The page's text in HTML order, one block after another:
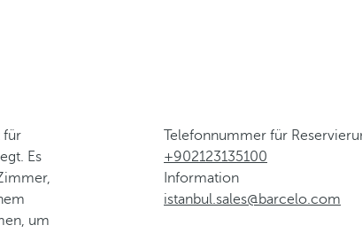
für
Es
um
Telefonnummer für
+902123135100
Information
istanbul.sales@barcelo.com